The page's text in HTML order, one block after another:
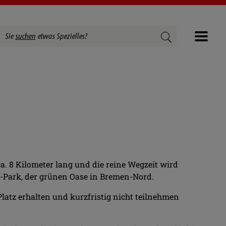
Sie suchen etwas Spezielles? Suchen
8 Kilometer lang und die reine Wegzeit wird
der grünen Oase in Bremen-Nord.
erhalten und kurzfristig nicht teilnehmen